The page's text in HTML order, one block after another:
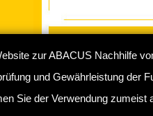
Copyright © 2009-2026
Abacus
zur ABACUS Nachhilfe
und Gewährleistung der
Sie der Verwendung zumeist